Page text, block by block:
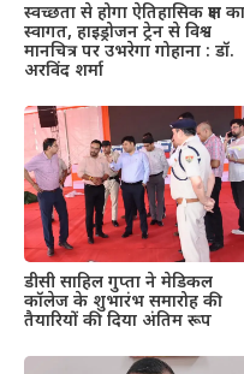
स्वच्छता से होगा ऐतिहासिक क्षण का
स्वागत, हाइड्रोजन ट्रेन से विश्व
मानचित्र पर उभरेगा गोहाना : डॉ.
अरविंद शर्मा
डीसी साहिल गुप्ता ने मेडिकल
कॉलेज के शुभारंभ समारोह की
तैयारियों की दिया अंतिम रूप